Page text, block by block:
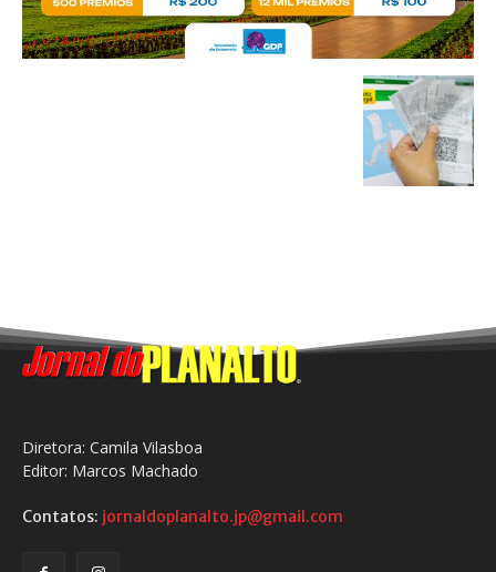
Diretora: Camila Vilasboa
Editor: Marcos Machado
Contatos: jornaldoplanalto.jp@gmail.com